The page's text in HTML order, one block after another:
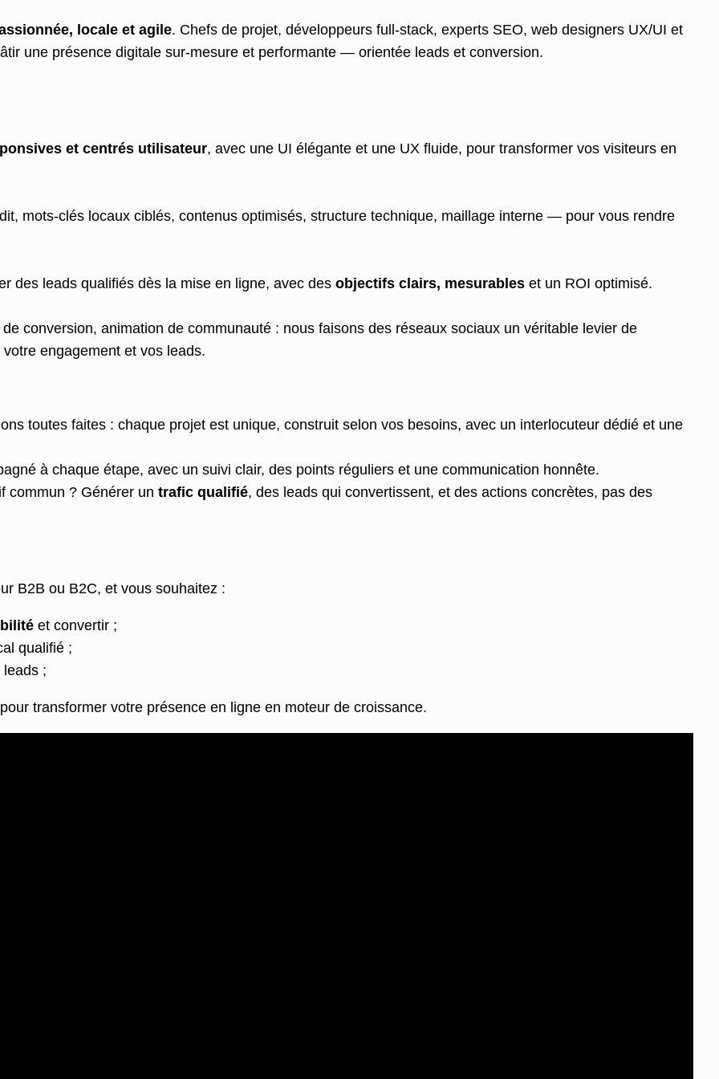
locale et agile. Chefs de projet, développeurs full-stack, experts SEO, web designers UX/UI et
une présence digitale sur-mesure et performante — orientée leads et conversion.
et centrés utilisateur, avec une UI élégante et une UX fluide, pour transformer vos visiteurs en
mots-clés locaux ciblés, contenus optimisés, structure technique, maillage interne — pour vous rendre
des leads qualifiés dès la mise en ligne, avec des objectifs clairs, mesurables et un ROI optimisé.
conversion, animation de communauté : nous faisons des réseaux sociaux un véritable levier de
engagement et vos leads.
toutes faites : chaque projet est unique, construit selon vos besoins, avec un interlocuteur dédié et une
à chaque étape, avec un suivi clair, des points réguliers et une communication honnête.
commun ? Générer un trafic qualifié, des leads qui convertissent, et des actions concrètes, pas des
B2B ou B2C, et vous souhaitez :
et convertir ;
qualifié ;
;
transformer votre présence en ligne en moteur de croissance.